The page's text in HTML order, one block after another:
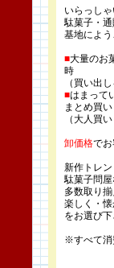
いらっしゃ
駄菓子・
基地によう
■大量のお
時
（買い出
■はまって
まとめ買い
（大人買
卸価格でお
新作トレ
駄菓子問
多数取り
楽しく・
をお選び下
※すべて消